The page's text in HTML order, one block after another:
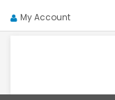
My Account